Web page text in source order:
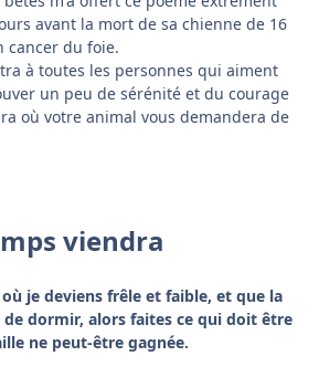
avant la mort de sa chienne de 16
cancer du foie.
à toutes les personnes qui aiment
un peu de sérénité et du courage
où votre animal vous demandera de
viendra
je deviens frêle et faible, et que la
dormir, alors faites ce qui doit être
ne peut-être gagnée.